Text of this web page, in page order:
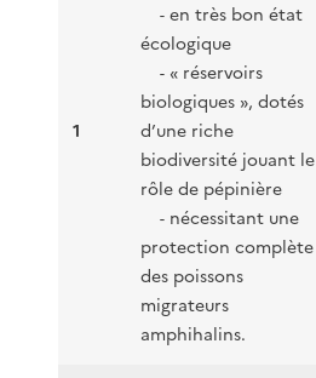
1
-en très bon état
écologique
-« réservoirs
biologiques », dotés
d’une riche
biodiversité jouant le
rôle de pépinière
-nécessitant une
protection complète
des poissons
migrateurs
amphihalins.